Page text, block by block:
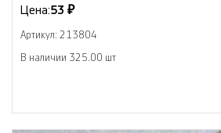
Цена:53 ₽
Артикул: 213804
В наличии 325.00 шт